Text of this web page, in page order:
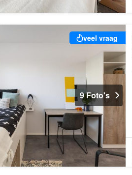
veel vraag
9 Foto's